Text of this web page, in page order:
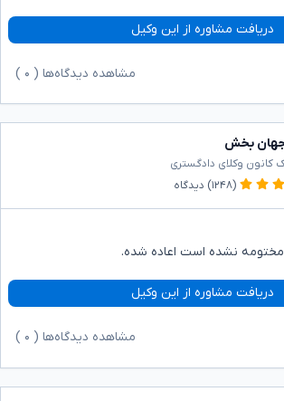
دریافت مشاوره از این وکیل
مشاهده دیدگاه‌ها ( ۰
جهان بخش
کانون وکلای دادگستری
(۱۲۴۸) دیدگاه
مختومه نشده است اعاده شده.
دریافت مشاوره از این وکیل
مشاهده دیدگاه‌ها ( ۰